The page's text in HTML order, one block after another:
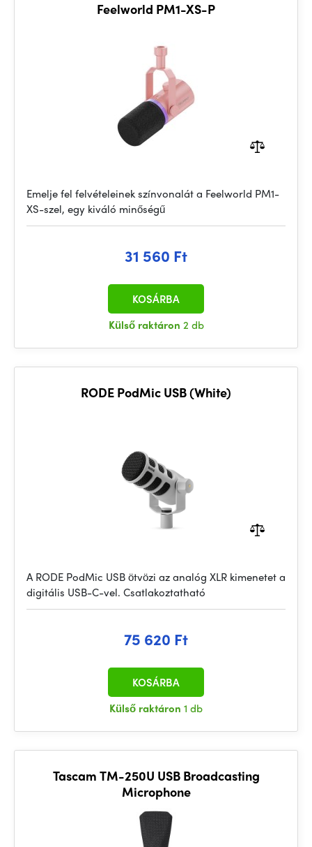
Feelworld PM1-XS-P
Emelje fel felvételeinek színvonalát a Feelworld PM1-
XS-szel, egy kiváló minőségű
31 560 Ft
Külső raktáron 2 db
KOSÁRBA
RODE PodMic USB (White)
A RODE PodMic USB ötvözi az analóg XLR kimenetet a
digitális USB-C-vel. Csatlakoztatható
75 620 Ft
Külső raktáron 1 db
KOSÁRBA
Tascam TM-250U USB Broadcasting
Microphone